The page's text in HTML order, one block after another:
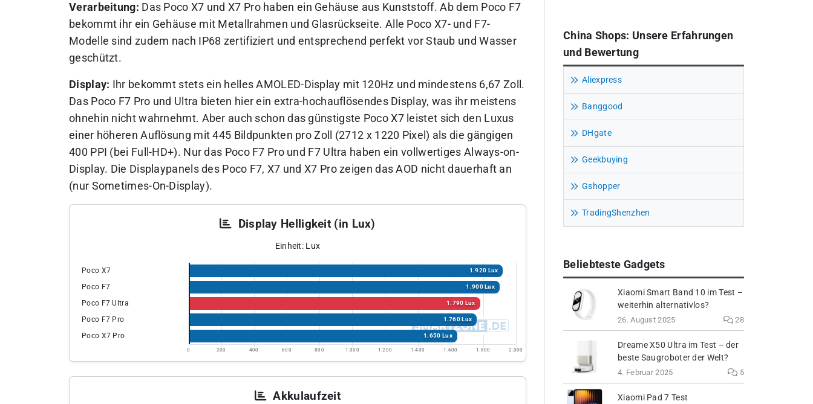
Verarbeitung: Das Poco X7 und X7 Pro haben ein Gehäuse aus Kunststoff. Ab dem Poco F7
bekommt ihr ein Gehäuse mit Metallrahmen und Glasrückseite. Alle Poco X7- und F7-
Modelle sind zudem nach IP68 zertifiziert und entsprechend perfekt vor Staub und Wasser
geschützt.
Display: Ihr bekommt stets ein helles AMOLED-Display mit 120Hz und mindestens 6,67 Zoll.
Das Poco F7 Pro und Ultra bieten hier ein extra-hochauflösendes Display, was ihr meistens
ohnehin nicht wahrnehmt. Aber auch schon das günstigste Poco X7 leistet sich den Luxus
einer höheren Auflösung mit 445 Bildpunkten pro Zoll (2712 x 1220 Pixel) als die gängigen
400 PPI (bei Full-HD+). Nur das Poco F7 Pro und F7 Ultra haben ein vollwertiges Always-on-
Display. Die Displaypanels des Poco F7, X7 und X7 Pro zeigen das AOD nicht dauerhaft an
(nur Sometimes-On-Display).
Display Helligkeit (in Lux)
Einheit: Lux
Poco X7 1.920 Lux
Poco F7 1.900 Lux
Poco F7 Ultra 1.790 Lux
Poco F7 Pro 1.760 Lux
Poco X7 Pro 1.650 Lux
0 200 400 600 800 1.000 1.200 1.400 1.600 1.800 2.000
Akkulaufzeit
China Shops: Unsere Erfahrungen
und Bewertung
Aliexpress
Banggood
DHgate
Geekbuying
Gshopper
TradingShenzhen
Beliebteste Gadgets
Xiaomi Smart Band 10 im Test –
weiterhin alternativlos?
26. August 2025 28
Dreame X50 Ultra im Test – der
beste Saugroboter der Welt?
4. Februar 2025 5
Xiaomi Pad 7 Test